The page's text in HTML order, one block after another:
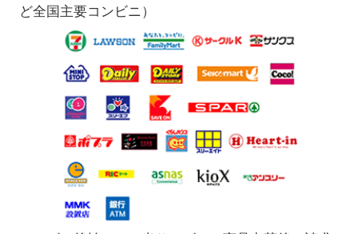
ど全国主要コンビニ）